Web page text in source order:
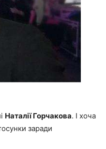
Наталії Горчакова. І хоча
заради